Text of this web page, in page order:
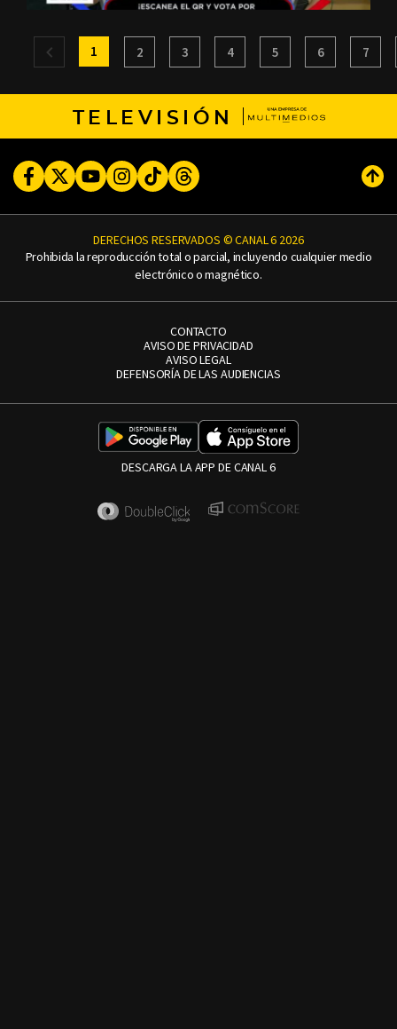
1 2 3 4 5 6 7
TELEVISIÓN
FacebookTwitterYoutubeInstagram
TikTokThreads
DERECHOS RESERVADOS © CANAL 6 2026
Prohibida la reproducción total o parcial, incluyendo cualquier medio
electrónico o magnético.
CONTACTO
AVISO DE PRIVACIDAD
AVISO LEGAL
DEFENSORÍA DE LAS AUDIENCIAS
DESCARGA LA APP DE CANAL 6